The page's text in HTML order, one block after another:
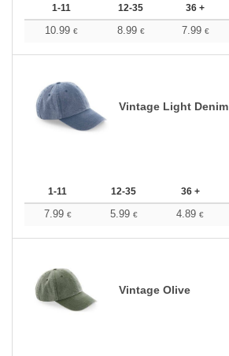
1-11 12-35 36 +
10.99 € 8.99 € 7.99 €
Vintage Light Denim
1-11 12-35 36 +
7.99 € 5.99 € 4.89 €
Vintage Olive